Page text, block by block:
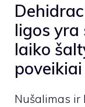
ligos yra
laiko
poveikiai
Nušalimas ir